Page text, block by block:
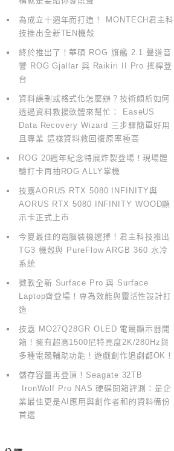
為成立十週年而打造！ MONTECH君主科
技推出全新TEN機殼
終於推出了！華碩 ROG 旗艦 2.1 聲道音
響 ROG Gjallar 與 Raikiri II Pro 搖桿登
台
資料誤刪或格式化怎麼辦？技術頗析如何
透過資料救援軟體來幫忙： EaseUS
Data Recovery Wizard 三步驟簡單好用
且專業 這樣資料救回復原率極高
ROG 20週年紀念特展炸裂登場！現場體
驗打卡再抽ROG ALLY掌機
技嘉AORUS RTX 5080 INFINITY與
AORUS RTX 5080 INFINITY WOOD顯
示卡正式上市
今夏最佳的電腦裝機選擇！君主科技推出
TG3 機殼與 PureFlow ARGB 360 水冷
系統
微軟全新 Surface Pro 與 Surface
Laptop齊登場！專為效能與靈活性設計打
造
技嘉 MO27Q28GR OLED 電競顯示器開
箱！擁有超高1500尼特亮度2K/280Hz與
多種電競輔助功能！遊戲創作追劇都OK！
儲存容量再登頂！Seagate 32TB
IronWolf Pro NAS 硬碟開箱評測：是企
業最佳更是AI應用與創作者和的資料備份
首選